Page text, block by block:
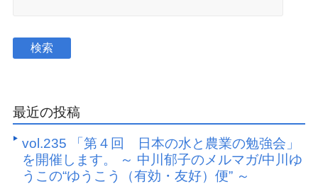
最近の投稿
vol.235 「第４回 日本の水と農業の勉強会」
を開催します。 ～ 中川郁子のメルマガ/中川ゆ
うこの“ゆうこう（有効・友好）便” ～